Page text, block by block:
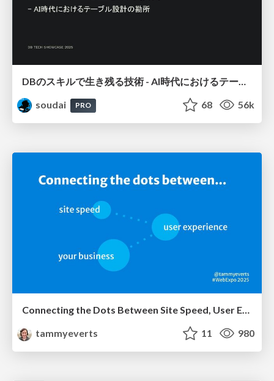
DBのスキルで生き残る技術 - AI時代におけるテーブル設計の勘所
soudai
PRO 68 56k
Connecting the Dots Between Site Speed, User Experience & Your Business [WebExpo 2025]
tammyeverts
11 980